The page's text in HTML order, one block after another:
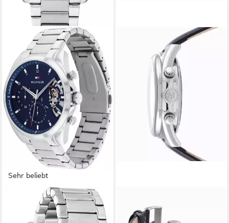
Sehr beliebt
TOMMY HILFIGER
Multifunktionsuhr BAKER
1710448
Luxusuhr GLAMIRA Tireon
Automatikuhr Weiß Tireon